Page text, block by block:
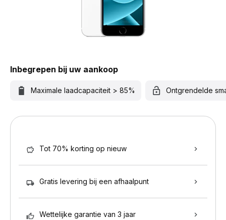
Inbegrepen bij uw aankoop
Maximale laadcapaciteit > 85% Ontgrendelde
Tot 70% korting op nieuw
Gratis levering bij een afhaalpunt
Wettelijke garantie van 3 jaar